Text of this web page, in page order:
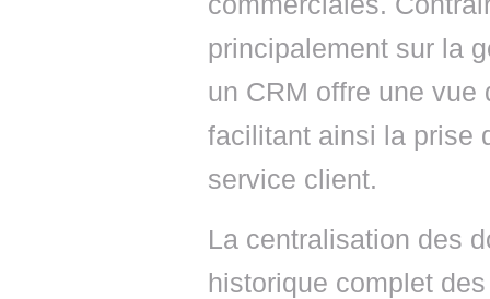
principalement sur la
un CRM offre une
facilitant ainsi la prise
service client.
La centralisation des
historique complet